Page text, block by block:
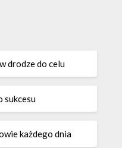
drodze do celu
sukcesu
każdego dnia